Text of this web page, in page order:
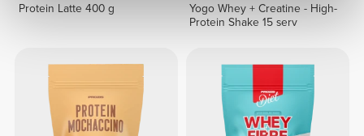
Protein Latte 400 g
Yogo Whey + Creatine - High-
Protein Shake 15 serv